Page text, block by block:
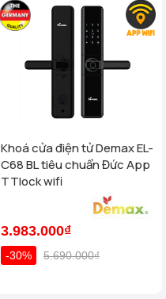
Khoá cửa điện tử Demax EL-
C68 BL tiêu chuẩn Đức App
TTlock wifi
3.983.000₫
-30% 5.690.000₫